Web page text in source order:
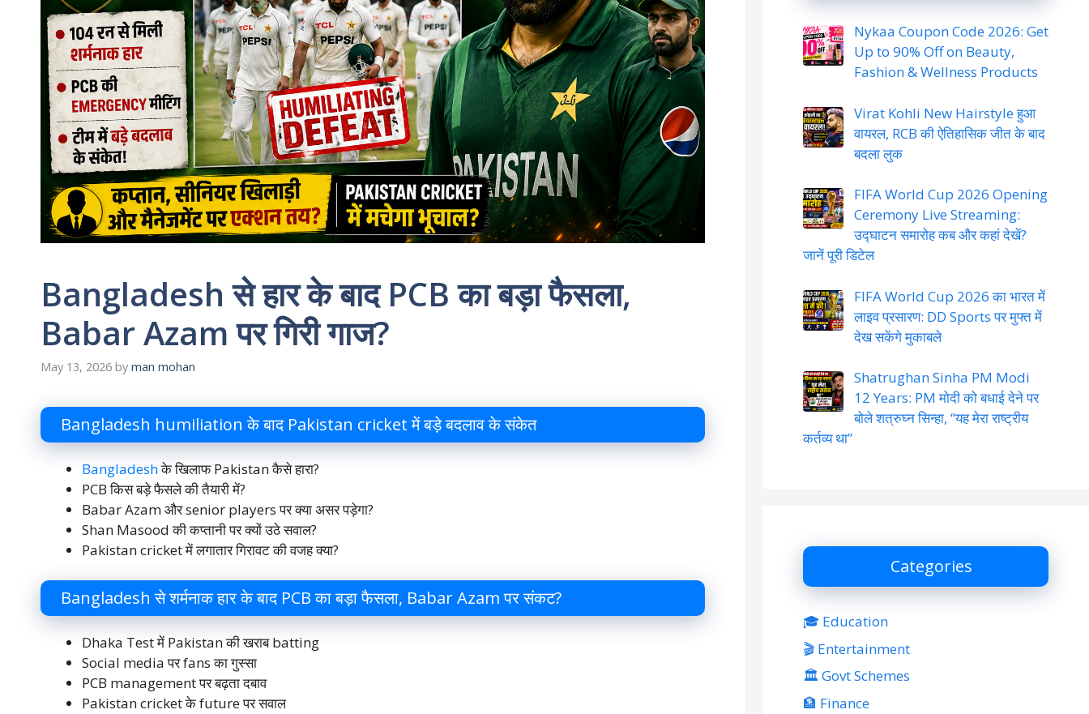
Bangladesh से हार के बाद PCB का बड़ा फैसला,
Babar Azam पर गिरी गाज?
May 13, 2026 by man mohan
Bangladesh humiliation के बाद Pakistan cricket में बड़े बदलाव के संकेत
Bangladeshके खिलाफ Pakistan कैसे हारा?
PCB किस बड़े फैसले की तैयारी में?
Babar Azam और senior players पर क्या असर पड़ेगा?
Shan Masood की कप्तानी पर क्यों उठे सवाल?
Pakistan cricket में लगातार गिरावट की वजह क्या?
Bangladesh से शर्मनाक हार के बाद PCB का बड़ा फैसला, Babar Azam पर संकट?
Dhaka Test में Pakistan की खराब batting
Social media पर fans का गुस्सा
PCB management पर बढ़ता दबाव
Pakistan cricket के future पर सवाल
Nykaa Coupon Code 2026: Get
Up to 90% Off on Beauty,
Fashion & Wellness Products
Virat Kohli New Hairstyle हुआ
वायरल, RCB की ऐतिहासिक जीत के बाद
बदला लुक
FIFA World Cup 2026 Opening
Ceremony Live Streaming:
उद्घाटन समारोह कब और कहां देखें?
जानें पूरी डिटेल
FIFA World Cup 2026 का भारत में
लाइव प्रसारण: DD Sports पर मुफ्त में
देख सकेंगे मुकाबले
Shatrughan Sinha PM Modi
12 Years: PM मोदी को बधाई देने पर
बोले शत्रुघ्न सिन्हा, “यह मेरा राष्ट्रीय
कर्तव्य था”
Categories
🎓 Education
🎬 Entertainment
🏛 Govt Schemes
🏦 Finance